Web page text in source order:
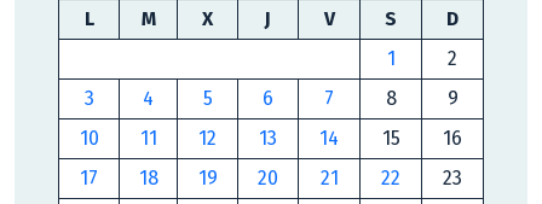
L M X J V S
D
1
2
3
4 5 6 7 8
9
10
11 12 13 14 15
16
17
18 19 20 21 22
23